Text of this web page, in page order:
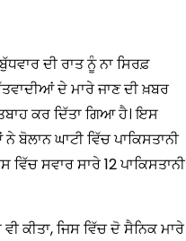
ਦੀ ਰਾਤ ਨੂੰ ਨਾ ਸਿਰਫ਼
ਦੇ ਮਾਰੇ ਜਾਣ ਦੀ ਖ਼ਬਰ
ਕਰ ਦਿੱਤਾ ਗਿਆ ਹੈ। ਇਸ
ਬੋਲਾਨ ਘਾਟੀ ਵਿੱਚ ਪਾਕਿਸਤਾਨੀ
ਸਵਾਰ ਸਾਰੇ 12 ਪਾਕਿਸਤਾਨੀ
ਕੀਤਾ, ਜਿਸ ਵਿੱਚ ਦੋ ਸੈਨਿਕ ਮਾਰੇ